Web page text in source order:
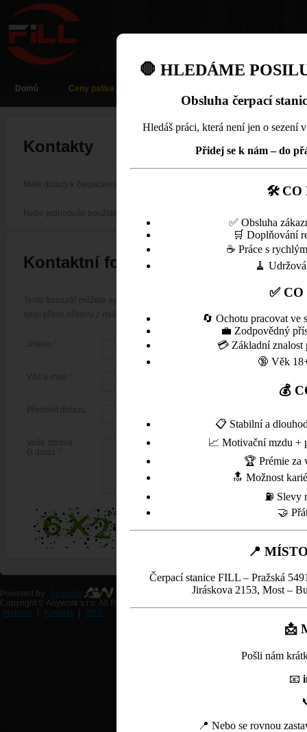
Domů Ceny paliva
Kontakty
Máte dotazy k čerpacím stanicím ? Napište nám přímo na info@fillpump.cz
Nebo jednoduše použijte kontaktní formulář a my už si poradíme...
Kontaktní formulář
Tento formulář můžete využít k jakémukoliv dotazu, my vybereme komu ho
spojí přímo některý z našich pracovníků a pokusí se dotaz vyřešit k Vaší
Jméno *
Váš e-mail *
Předmět dotazu
Vaše zpráva
či dotaz *
Powered by Anywork
Copyright © Anywork s.r.o. All Rights Reserved
Nahoru
Kontakt RSS
🛑 HLEDÁME
Obsluha čerpací
Hledáš práci, která není jen o sezení
Přidej se k nám – do
🛠 CO
✅ Obsluha
🛒 Doplňování
☕ Práce s
🧹
✅
🔄 Ochotu pracovat ve
💼 Zodpovědný
💳 Základní znalost
🔞 Věk
💰
📋 Stabilní a
📈 Motivační mzdu +
🏆 Prémie za
🔝 Možnost
⛽ Slevy
🤝
📍
Čerpací stanice FILL – Pražská
Jiráskova 2153, Most –
📩
Pošli nám
📧
📍 Nebo se rovnou